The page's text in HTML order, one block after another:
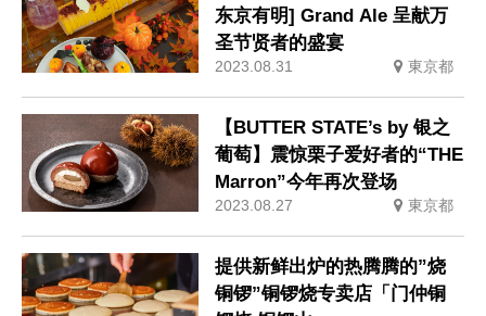
东京有明] Grand Ale 呈献万
圣节贤者的盛宴
2023.08.31 東京都
【BUTTER STATE’s by 银之
葡萄】震惊栗子爱好者的“THE
Marron”今年再次登场
2023.08.27 東京都
提供新鲜出炉的热腾腾的”烧
铜锣”铜锣烧专卖店「门仲铜